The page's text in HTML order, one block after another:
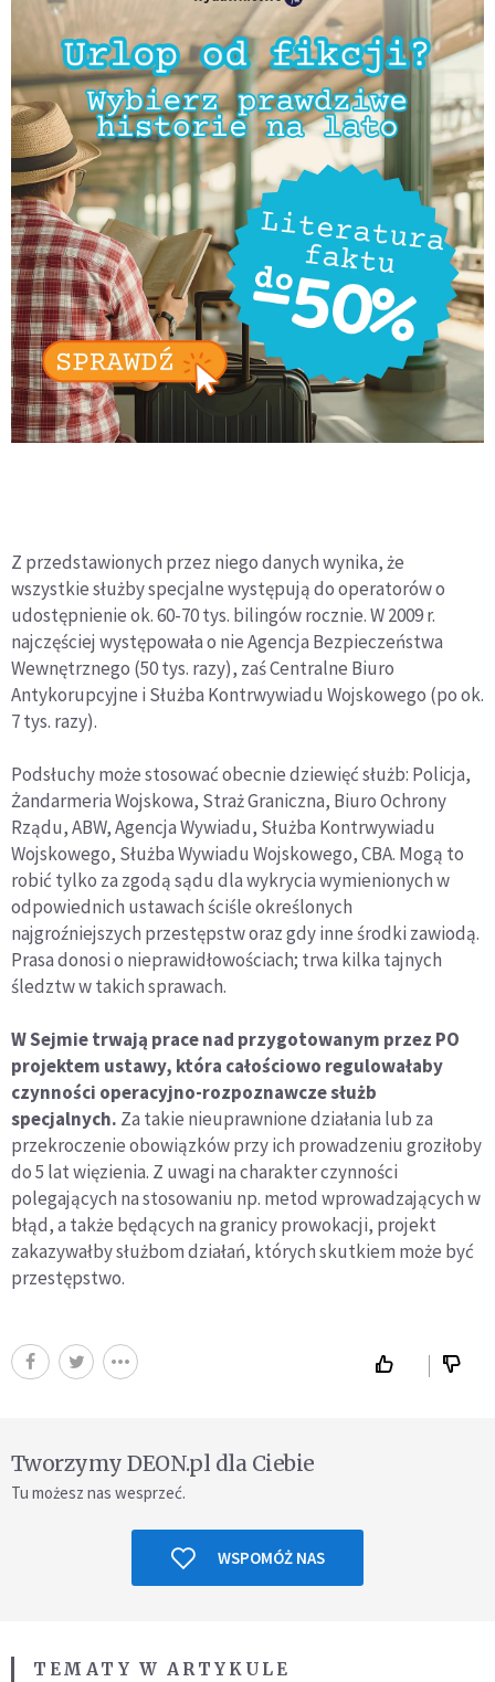
Z przedstawionych przez niego danych wynika, że
wszystkie służby specjalne występują do operatorów o
udostępnienie ok. 60-70 tys. bilingów rocznie. W 2009 r.
najczęściej występowała o nie Agencja Bezpieczeństwa
Wewnętrznego (50 tys. razy), zaś Centralne Biuro
Antykorupcyjne i Służba Kontrwywiadu Wojskowego (po ok.
7 tys. razy).
Podsłuchy może stosować obecnie dziewięć służb: Policja,
Żandarmeria Wojskowa, Straż Graniczna, Biuro Ochrony
Rządu, ABW, Agencja Wywiadu, Służba Kontrwywiadu
Wojskowego, Służba Wywiadu Wojskowego, CBA. Mogą to
robić tylko za zgodą sądu dla wykrycia wymienionych w
odpowiednich ustawach ściśle określonych
najgroźniejszych przestępstw oraz gdy inne środki zawiodą.
Prasa donosi o nieprawidłowościach; trwa kilka tajnych
śledztw w takich sprawach.
W Sejmie trwają prace nad przygotowanym przez PO
projektem ustawy, która całościowo regulowałaby
czynności operacyjno-rozpoznawcze służb
specjalnych. Za takie nieuprawnione działania lub za
przekroczenie obowiązków przy ich prowadzeniu groziłoby
do 5 lat więzienia. Z uwagi na charakter czynności
polegających na stosowaniu np. metod wprowadzających w
błąd, a także będących na granicy prowokacji, projekt
zakazywałby służbom działań, których skutkiem może być
przestępstwo.
Tworzymy DEON.pl dla Ciebie
Tu możesz nas wesprzeć.
WSPOMÓŻ NAS
TEMATY W ARTYKULE